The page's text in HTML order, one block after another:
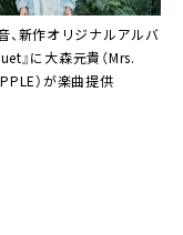
、新作オリジナルアルバ
』に大森元貴（Mrs.
）が楽曲提供